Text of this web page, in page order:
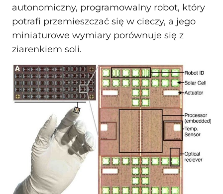
autonomiczny, programowalny robot, który
potrafi przemieszczać się w cieczy, a jego
miniaturowe wymiary porównuje się z
ziarenkiem soli.